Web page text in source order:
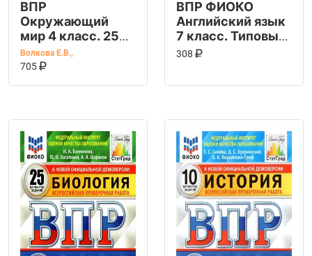
ВПР
Окружающий
мир 4 класс. 25
вариантов.
ФИОКО
Волкова Е.В.,
705
В КОРЗИНУ
ВПР ФИОКО
Английский язык
7 класс. Типовые
задания. 10
308
В КОРЗИНУ